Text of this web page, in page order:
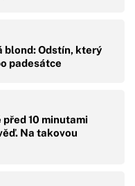
blond: Odstín, který
padesátce
10 minutami
Na takovou